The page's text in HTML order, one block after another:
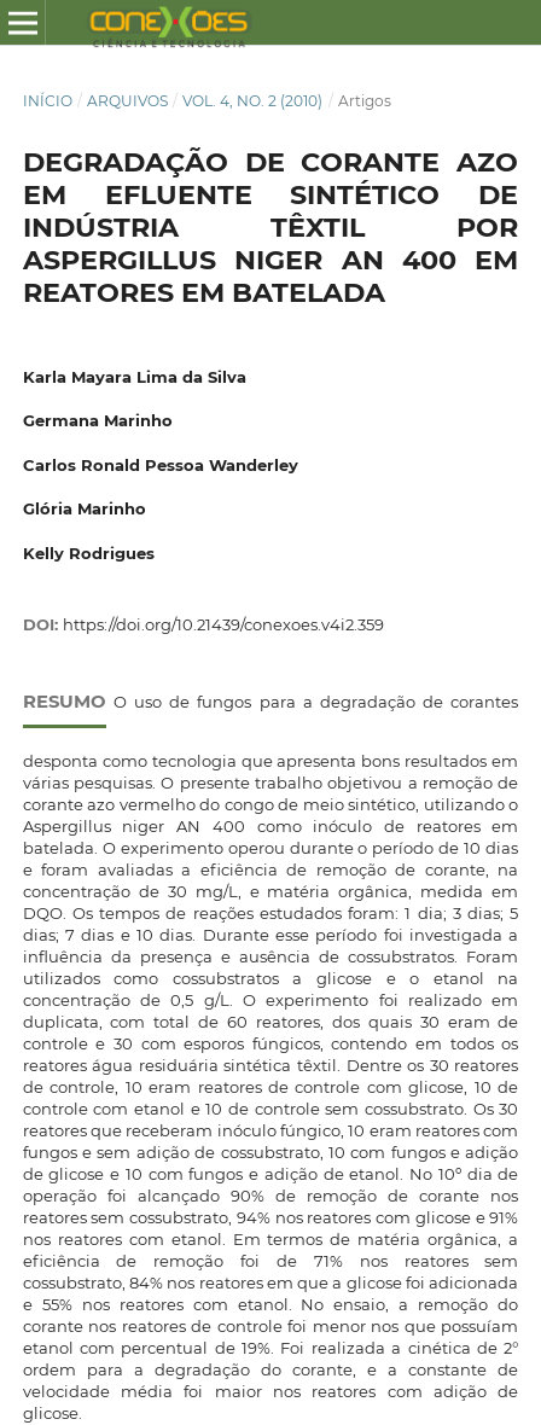
INÍCIO / ARQUIVOS / VOL. 4, NO. 2 (2010) / Artigos
DEGRADAÇÃO DE CORANTE AZO
EM EFLUENTE SINTÉTICO DE
INDÚSTRIA TÊXTIL POR
ASPERGILLUS NIGER AN 400 EM
REATORES EM BATELADA
Karla Mayara Lima da Silva
Germana Marinho
Carlos Ronald Pessoa Wanderley
Glória Marinho
Kelly Rodrigues
DOI: https://doi.org/10.21439/conexoes.v4i2.359
RESUMO O uso de fungos para a degradação de corantes
desponta como tecnologia que apresenta bons resultados em
várias pesquisas. O presente trabalho objetivou a remoção de
corante azo vermelho do congo de meio sintético, utilizando o
Aspergillus niger AN 400 como inóculo de reatores em
batelada. O experimento operou durante o período de 10 dias
e foram avaliadas a eficiência de remoção de corante, na
concentração de 30 mg/L, e matéria orgânica, medida em
DQO. Os tempos de reações estudados foram: 1 dia; 3 dias; 5
dias; 7 dias e 10 dias. Durante esse período foi investigada a
influência da presença e ausência de cossubstratos. Foram
utilizados como cossubstratos a glicose e o etanol na
concentração de 0,5 g/L. O experimento foi realizado em
duplicata, com total de 60 reatores, dos quais 30 eram de
controle e 30 com esporos fúngicos, contendo em todos os
reatores água residuária sintética têxtil. Dentre os 30 reatores
de controle, 10 eram reatores de controle com glicose, 10 de
controle com etanol e 10 de controle sem cossubstrato. Os 30
reatores que receberam inóculo fúngico, 10 eram reatores com
fungos e sem adição de cossubstrato, 10 com fungos e adição
de glicose e 10 com fungos e adição de etanol. No 10º dia de
operação foi alcançado 90% de remoção de corante nos
reatores sem cossubstrato, 94% nos reatores com glicose e 91%
nos reatores com etanol. Em termos de matéria orgânica, a
eficiência de remoção foi de 71% nos reatores sem
cossubstrato, 84% nos reatores em que a glicose foi adicionada
e 55% nos reatores com etanol. No ensaio, a remoção do
corante nos reatores de controle foi menor nos que possuíam
etanol com percentual de 19%. Foi realizada a cinética de 2°
ordem para a degradação do corante, e a constante de
velocidade média foi maior nos reatores com adição de
glicose.